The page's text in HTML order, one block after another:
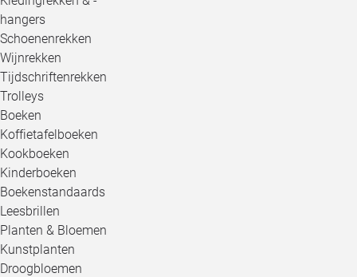
hangers
Schoenenrekken
Wijnrekken
Tijdschriftenrekken
Trolleys
Boeken
Koffietafelboeken
Kookboeken
Kinderboeken
Boekenstandaards
Leesbrillen
Planten & Bloemen
Kunstplanten
Droogbloemen